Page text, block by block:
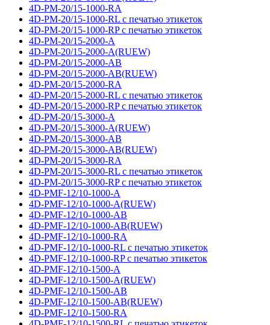
4D-PM-20/15-1000-RA
4D-PM-20/15-1000-RL с печатью этикеток
4D-PM-20/15-1000-RP с печатью этикеток
4D-PM-20/15-2000-A
4D-PM-20/15-2000-A(RUEW)
4D-PM-20/15-2000-AB
4D-PM-20/15-2000-AB(RUEW)
4D-PM-20/15-2000-RA
4D-PM-20/15-2000-RL с печатью этикеток
4D-PM-20/15-2000-RP с печатью этикеток
4D-PM-20/15-3000-A
4D-PM-20/15-3000-A(RUEW)
4D-PM-20/15-3000-AB
4D-PM-20/15-3000-AB(RUEW)
4D-PM-20/15-3000-RA
4D-PM-20/15-3000-RL с печатью этикеток
4D-PM-20/15-3000-RP с печатью этикеток
4D-PMF-12/10-1000-A
4D-PMF-12/10-1000-A(RUEW)
4D-PMF-12/10-1000-AB
4D-PMF-12/10-1000-AB(RUEW)
4D-PMF-12/10-1000-RA
4D-PMF-12/10-1000-RL с печатью этикеток
4D-PMF-12/10-1000-RP с печатью этикеток
4D-PMF-12/10-1500-A
4D-PMF-12/10-1500-A(RUEW)
4D-PMF-12/10-1500-AB
4D-PMF-12/10-1500-AB(RUEW)
4D-PMF-12/10-1500-RA